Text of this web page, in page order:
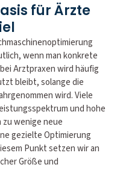
für Ärzte
wenn man konkrete
Arztpraxen wird häufig
bleibt, solange die
wird. Viele
und hohe
wenige neue
gezielte Optimierung
Punkt setzen wir an
Größe und